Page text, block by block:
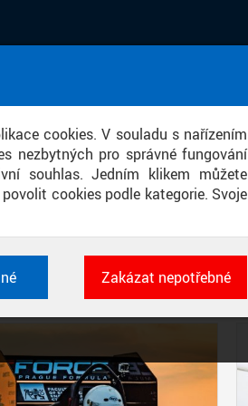
cookies. V souladu s nařízením
nezbytných pro správné fungování
souhlas. Jedním klikem můžete
cookies podle kategorie. Svoje
nezbytné pro správné
Zakázat nepotřebné
FILTRU
ČESKÁ TECHNIKA